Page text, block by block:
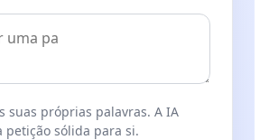
suas próprias palavras. A IA
petição sólida para si.